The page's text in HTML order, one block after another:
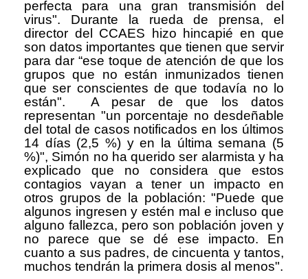
perfecta para una gran transmisión del
virus". Durante la rueda de prensa, el
director del CCAES hizo hincapié en que
son datos importantes que tienen que servir
para dar “ese toque de atención de que los
grupos que no están inmunizados tienen
que ser conscientes de que todavía no lo
están". A pesar de que los datos
representan "un porcentaje no desdeñable
del total de casos notificados en los últimos
14 días (2,5 %) y en la última semana (5
%)", Simón no ha querido ser alarmista y ha
explicado que no considera que estos
contagios vayan a tener un impacto en
otros grupos de la población: "Puede que
algunos ingresen y estén mal e incluso que
alguno fallezca, pero son población joven y
no parece que se dé ese impacto. En
cuanto a sus padres, de cincuenta y tantos,
muchos tendrán la primera dosis al menos".